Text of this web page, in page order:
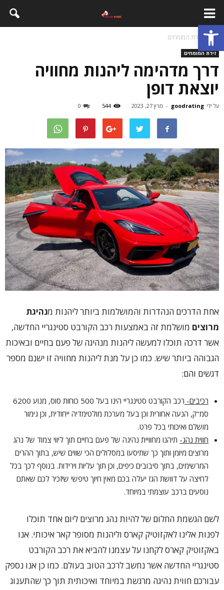
פתח סרגל נגישות
בית זירת המומחים
זירת המומחים
דרך מדהימה ליהנות מחוויה
יוצאת דופן
על ידי goodrating
- מרץ 27, 2023 544
0
אחת הדרכים הנהדרות והמושלמות ביותר ליהנות מנהיגת
מרוצים מושלמת זה באמצעות רכב הקורבט סטינגריי החדשה,
אשר דרכה תוכלו למעשה ליהנות מנהיגה של פעם בחיים ובאיכות
הגבוהה ביותר שיש. כמו כן על מנת ליהנות מחוויה זו ישנם מספר
דגשים והם:
רכיבים-
רכב הקורבט סטינגריי הינו בעל 500 כוחות סוס, מנוע 6200
סמ"ק, הנעה אחורית וכן בעל מערכת מולטימדיה ייחודית, וכן גימור
מושלם ואיכותי בכל פרט.
חווית נהג- תיהנו מחוויית נהיגה של פעם בחיים תוך ליווי צמוד של נהג
מרוצים מיומן ותוך כך שתיסעו במסלולים הכי שווים שיש, בתוך ההרים
המרשימים, בתוך סיבובים כיפים, וכן תוך עליות וירידות. בנוסף לכך בכל
לחיצה על דוושת הגז יעלה בכם מאין חיוך טיפשי שיזכיר לכם שאתם
נוסעים ברכב עוצמתי במיוחד.
לשם הגשמת החלום של להיות נהג מרוצים ליום אחד תוכלו
לפנות אלינו לאקזוטיק קארס וליהנות מסופר קאר איכותי. אנו
באקזוטיק קארס לקחנו על עצמנו להביא את רכב הקורבט
סטינגריי החדשה אשר נחשב לרכב הטוב בעולם. כמו כן אנו נספק
עבורכם חווית נהיגה מרגשת במיוחד ואיכותית תוך כך שהתענוג